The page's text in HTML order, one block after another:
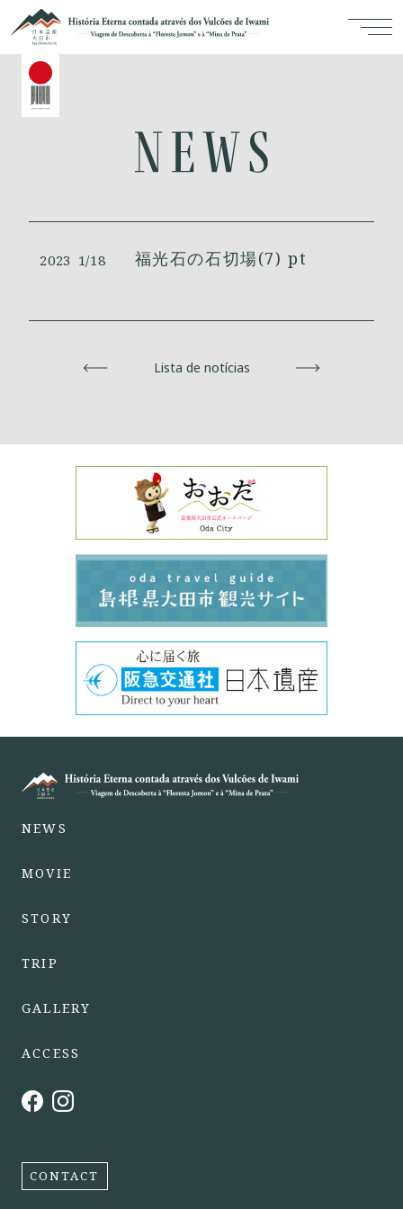
2023 1/18 福光石の石切場(7) pt
Lista de notícias
NEWS
MOVIE
STORY
TRIP
GALLERY
ACCESS
CONTACT